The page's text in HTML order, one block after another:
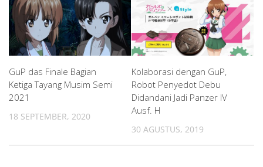
GuP das Finale Bagian
Ketiga Tayang Musim Semi
2021
18 SEPTEMBER, 2020
Kolaborasi dengan GuP,
Robot Penyedot Debu
Didandani Jadi Panzer IV
Ausf. H
30 AGUSTUS, 2019